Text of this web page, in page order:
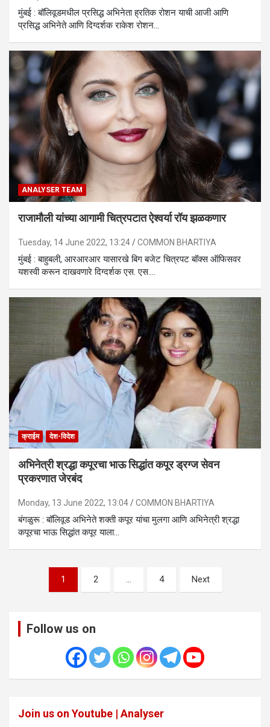
मुंबई : बॉलिवूडमधील प्रसिद्ध अभिनेता ह्रतिक रोशन याची आजी आणि
प्रसिद्ध अभिनेते आणि दिग्दर्शक राकेश रोशन…
ANALYSER TEAM
राजामौली यांच्या आगामी चित्रपटात ऐश्वर्या रॉय झळकणार
Tuesday, 14 June 2022, 13:24 COMMON BHARTIYA
मुंबई : बाहुबली, आरआरआर यासारखे बिग बजेट चित्रपट बॉक्स ऑफिसवर
यशस्वी करून दाखवणारे दिग्दर्शक एस. एस.…
क्राईम देश-विदेश
अभिनेत्री श्रद्धा कपूरचा भाऊ सिद्धांत कपूर ड्रग्ज सेवन
प्रकरणात जेरबंद
Monday, 13 June 2022, 13:04 COMMON BHARTIYA
बंगळुरू : बॉलिवूड अभिनेते शक्ती कपूर यांचा मुलगा आणि अभिनेत्री श्रद्धा
कपूरचा भाऊ सिद्धांत कपूर याला…
pagination
1 2 4 Next
Follow us on
Join us on Youtube | Analyser